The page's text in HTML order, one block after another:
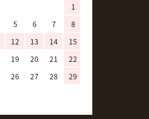
1
5 6 7
8
12 13 14
15
19 20 21
22
26 27 28
29